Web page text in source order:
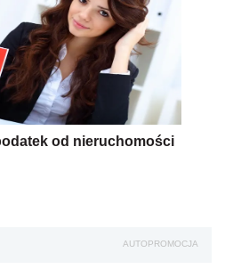
od nieruchomości
AUTOPROMOCJA